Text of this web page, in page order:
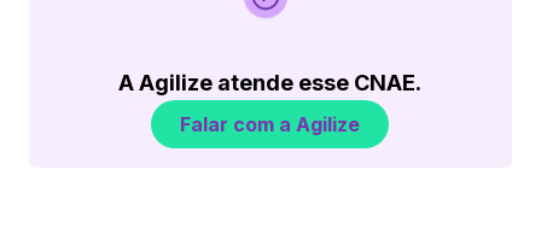
A Agilize atende esse CNAE.
Falar com a Agilize